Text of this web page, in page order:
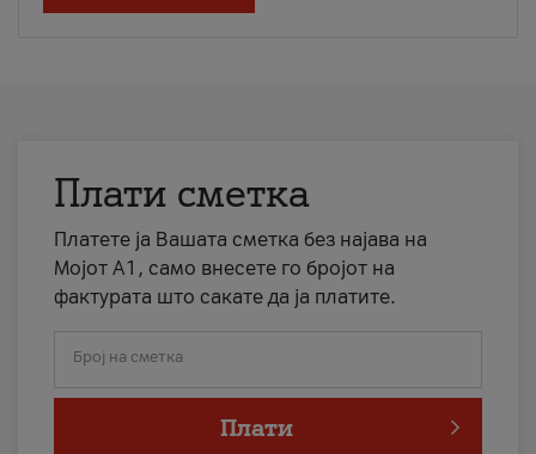
Плати сметка
Платете ја Вашата сметка без најава на
Мојот А1, само внесете го бројот на
фактурата што сакате да ја платите.
Број на сметка
Плати